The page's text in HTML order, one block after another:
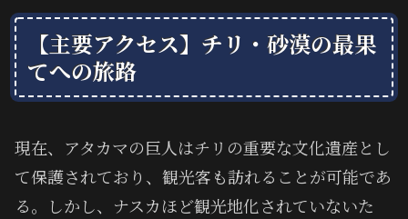
【主要アクセス】チリ・砂漠の最果
てへの旅路
現在、アタカマの巨人はチリの重要な文化遺産とし
て保護されており、観光客も訪れることが可能であ
る。しかし、ナスカほど観光地化されていないた